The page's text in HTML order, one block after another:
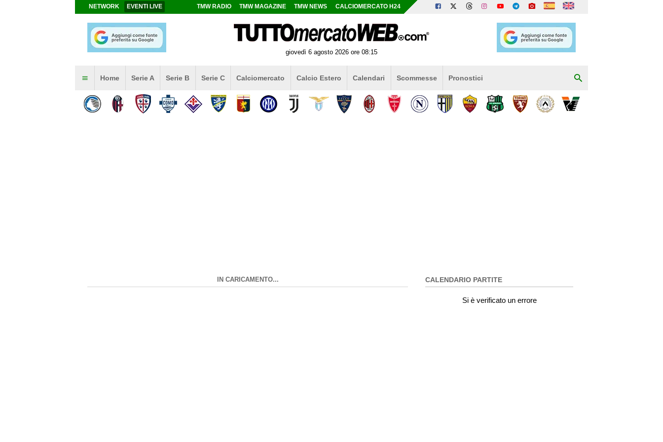
NETWORK EVENTI LIVE TMW RADIO TMW MAGAZINE TMW NEWS CALCIOMERCATO H24
giovedì 6 agosto 2026 ore 08:15
Home Serie A Serie B Serie C Calciomercato Calcio Estero Calendari Scommesse Pronostici
IN CARICAMENTO... CALENDARIO PARTITE
Si è verificato un errore